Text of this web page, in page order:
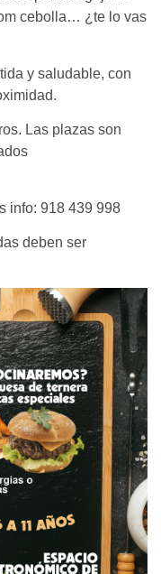
cebolla… ¿te lo vas
y saludable, con
Las plazas son
info: 918 439 998
deben ser